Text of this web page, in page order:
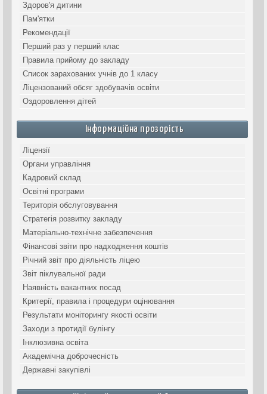
Здоров'я дитини
Пам'ятки
Рекомендації
Перший раз у перший клас
Правила прийому до закладу
Список зарахованих учнів до 1 класу
Ліцензований обсяг здобувачів освіти
Оздоровлення дітей
Інформаційна прозорість
Ліцензії
Органи управління
Кадровий склад
Освітні програми
Територія обслуговування
Стратегія розвитку закладу
Матеріально-технічне забезпечення
Фінансові звіти про надходження коштів
Річний звіт про діяльність ліцею
Звіт піклувальної ради
Наявність вакантних посад
Критерії, правила і процедури оцінювання
Результати моніторингу якості освіти
Заходи з протидії булінгу
Інклюзивна освіта
Академічна доброчесність
Державні закупівлі